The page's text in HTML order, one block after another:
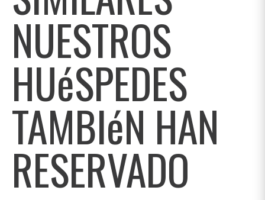
NUESTROS
HUéSPEDES
TAMBIéN HAN
RESERVADO